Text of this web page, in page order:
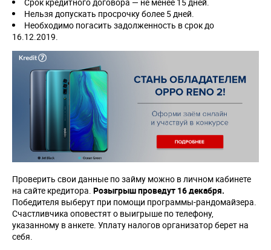
Нельзя допускать просрочку более 5 дней.
Необходимо погасить задолженность в срок до
16.12.2019.
Проверить свои данные по займу можно в личном кабинете
на сайте кредитора. Розыгрыш проведут 16 декабря.
Победителя выберут при помощи программы-рандомайзера.
Счастливчика оповестят о выигрыше по телефону,
указанному в анкете. Уплату налогов организатор берет на
себя.